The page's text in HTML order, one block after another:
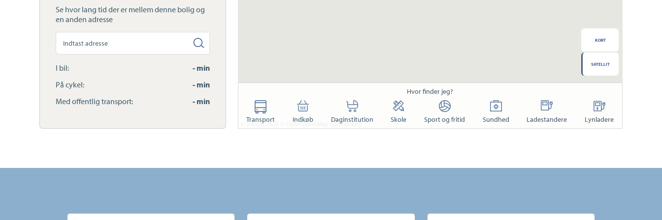
Se hvor lang tid der er mellem denne bolig og
en anden adresse
anden
adresse
I bil:
- min
På cykel:
- min
Med offentlig transport:
- min
© viamap ApS © OpenStreetMap contributors
KORT
SATELLIT
Hvor finder jeg?
Transport Indkøb Daginstitution Skole Sport og fritid Sundhed Ladestandere Lynladere